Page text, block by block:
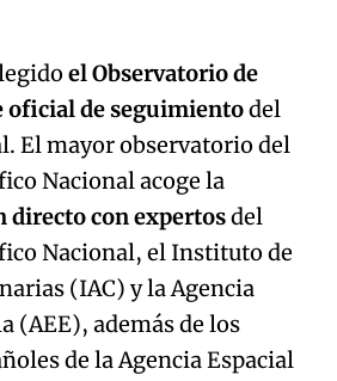
el Observatorio de
oficial de seguimientodel
El mayor observatorio del
Nacional acoge la
directo con expertosdel
Nacional, el Instituto de
(IAC) y la Agencia
(AEE), además de los
de la Agencia Espacial